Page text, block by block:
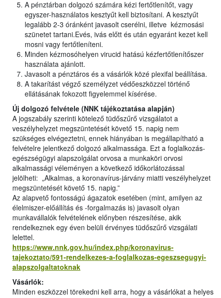
A pénztárban dolgozó számára kézi fertőtlenítőt, vagy
egyszer-használatos kesztyűt kell biztosítani. A kesztyűt
legalább 2-3 óránként javasolt cserélni, illetve kézmosási
szünetet tartani.Evés, ivás előtt és után egyaránt kezet kell
mosni vagy fertőtleníteni.
Minden kézmosóhelyen virucid hatású kézfertőtlenítőszer
használata ajánlott.
Javasolt a pénztáros és a vásárlók közé plexifal beállítása.
A takarítást végző személyzet védőeszközzel történő
ellátásának fokozott figyelemmel kísérése.
Új dolgozó felvétele (NNK tájékoztatása alapján)
A jogszabály szerinti kötelező tüdőszűrő vizsgálatot a
veszélyhelyzet megszüntetését követő 15. napig nem
szükséges elvégeztetni, ennek hiányában is megállapítható a
felvételre jelentkező dolgozó alkalmassága. Ezt a foglalkozás-
egészségügyi alapszolgálat orvosa a munkaköri orvosi
alkalmassági véleményen a következő időkorlátozással
jelölheti: „Alkalmas, a koronavírus-járvány miatti veszélyhelyzet
megszüntetését követő 15. napig.”
Az alapvető fontosságú ágazatok esetében (mint, amilyen az
élelmiszer-előállítás és -forgalmazás is) javasolt olyan
munkavállalók felvételének előnyben részesítése, akik
rendelkeznek egy éven belüli érvényes tüdőszűrő vizsgálati
lelettel.
https://www.nnk.gov.hu/index.php/koronavirus-
tajekoztato/591-rendelkezes-a-foglalkozas-egeszsegugyi-
alapszolgaltatoknak
Vásárlók:
Minden eszközzel törekedni kell arra, hogy a vásárlókat a helyes